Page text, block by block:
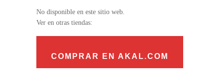
No disponible en este sitio web.
Ver en otras tiendas:
COMPRAR EN AKAL.COM